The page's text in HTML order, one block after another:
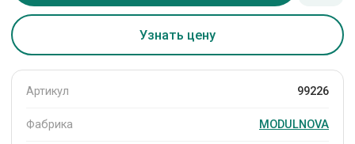
Узнать цену
Артикул 99226
Фабрика MODULNOVA